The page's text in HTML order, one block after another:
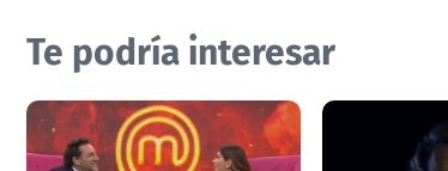
Te podría interesar